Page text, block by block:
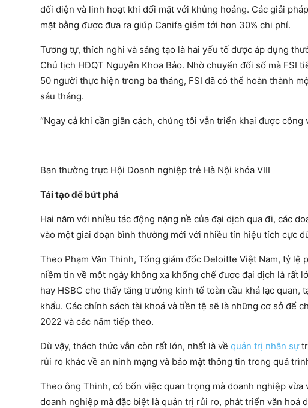
đối diện và linh hoạt khi đối mặt với khủng hoảng. Các giải
mặt bằng được đưa ra giúp Canifa giảm tới hơn 30% chi phí.
Tương tự, thích nghi và sáng tạo là hai yếu tố được áp dụng
Chủ tịch HĐQT Nguyễn Khoa Bảo. Nhờ chuyển đối số mà FSI
50 người thực hiện trong ba tháng, FSI đã có thể hoàn thành
sáu tháng.
“Ngay cả khi cần giãn cách, chúng tôi vẫn triển khai được công
Ban thường trực Hội Doanh nghiệp trẻ Hà Nội khóa VIII
Tái tạo để bứt phá
Hai năm với nhiều tác động nặng nề của đại dịch qua đi, các
vào một giai đoạn bình thường mới với nhiều tín hiệu tích cực
Theo Phạm Văn Thinh, Tổng giám đốc Deloitte Việt Nam, tỷ
niềm tin về một ngày không xa khống chế được đại dịch là rất
hay HSBC cho thấy tăng trưởng kinh tế toàn cầu khá lạc
khẩu. Các chính sách tài khoá và tiền tệ sẽ là những cơ sở để
2022 và các năm tiếp theo.
Dù vậy, thách thức vẫn còn rất lớn, nhất là về quản trị nhân sự
rủi ro khác về an ninh mạng và bảo mật thông tin trong quá
Theo ông Thinh, có bốn việc quan trọng mà doanh nghiệp
doanh nghiệp mà đặc biệt là quản trị rủi ro, phát triển văn hoá